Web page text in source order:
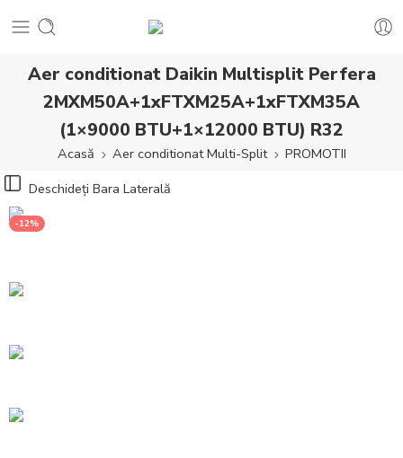
Aer conditionat Daikin Multisplit Perfera
2MXM50A+1xFTXM25A+1xFTXM35A
(1×9000 BTU+1×12000 BTU) R32
Acasă Aer conditionat Multi-Split
PROMOTII
Deschideți Bara Laterală
-12%